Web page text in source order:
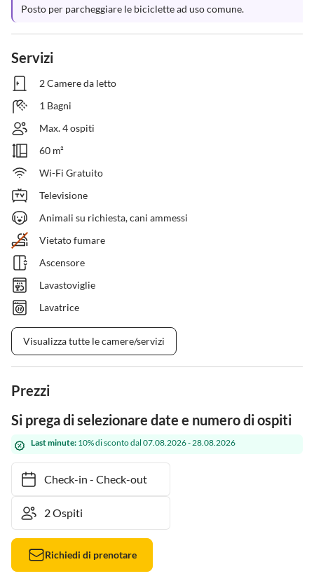
Posto per parcheggiare le biciclette ad uso comune.
Servizi
2 Camere da letto
1 Bagni
Max. 4 ospiti
60 m²
Wi-Fi Gratuito
Televisione
Animali su richiesta, cani ammessi
Vietato fumare
Ascensore
Lavastoviglie
Lavatrice
Visualizza tutte le camere/servizi
Prezzi
Si prega di selezionare date e numero di ospiti
Last minute: 10% di sconto dal 07.08.2026 - 28.08.2026
Check-in- Check-out
Richiedi di prenotare